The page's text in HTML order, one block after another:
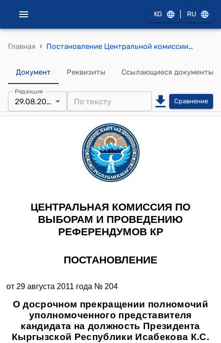
KG RU
Главная › Постановление Центральной комиссии по выборам и проведению референдумов КР от 29 августа 2011 года № 204 "О досрочном прекращении полномочий уполномоченного представителя кандидата на должность Президента Кыргызской Республики Исабекова К.С."
Документ Реквизиты Ссылающиеся документы
Редакция
29.08.2011 Сравнение